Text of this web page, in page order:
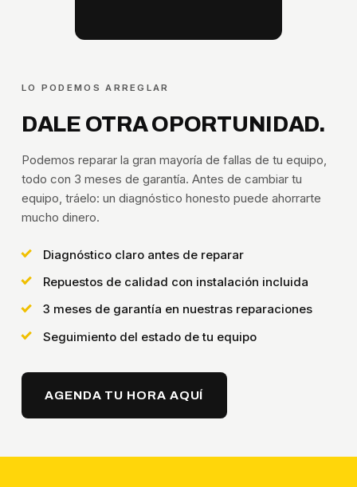
LO PODEMOS ARREGLAR
DALE OTRA OPORTUNIDAD.
Podemos reparar la gran mayoría de fallas de tu equipo,
todo con 3 meses de garantía. Antes de cambiar tu
equipo, tráelo: un diagnóstico honesto puede ahorrarte
mucho dinero.
Diagnóstico claro antes de reparar
Repuestos de calidad con instalación incluida
3 meses de garantía en nuestras reparaciones
Seguimiento del estado de tu equipo
AGENDA TU HORA AQUÍ